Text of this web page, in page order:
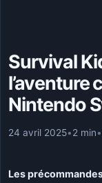
Survival
l’aventure
Nintendo
24 avril 2025•2 min•
Les